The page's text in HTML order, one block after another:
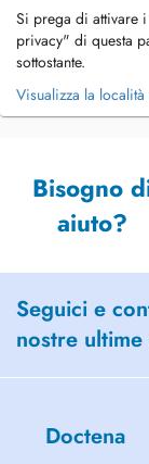
Si prega di attivare
privacy" di questa
sottostante.
Visualizza la località
Bisogno
aiuto?
Seguici e
nostre
Doctena